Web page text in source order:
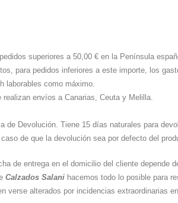
superiores a 50,00 € en la Península
para pedidos inferiores a este importe, los
laborables como máximo.
realizan envíos a Canarias, Ceuta y Melilla.
de Devolución. Tiene 15 días naturales para
caso de que la devolución sea por defecto del
de entrega en el domicilio del cliente depende
Calzados Salani hacemos todo lo posible para
verse alterados por incidencias extraordinarias